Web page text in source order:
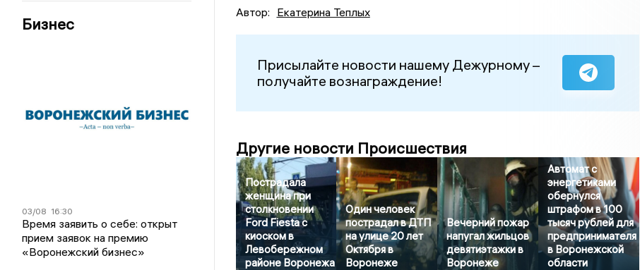
Бизнес
03/08 16:30
Время заявить о себе: открыт
прием заявок на премию
«Воронежский бизнес»
Автор: Екатерина Теплых
Присылайте новости нашему Дежурному –
получайте вознаграждение!
Другие новости Происшествия
Пострадала
женщина при
столкновении
Ford Fiesta с
киоском в
Левобережном
районе Воронежа
Один человек
пострадал в ДТП
на улице 20 лет
Октября в
Воронеже
Вечерний пожар
напугал жильцов
девятиэтажки в
Воронеже
Автомат с
энергетиками
обернулся
штрафом в 100
тысяч рублей для
предпринимателя
в Воронежской
области